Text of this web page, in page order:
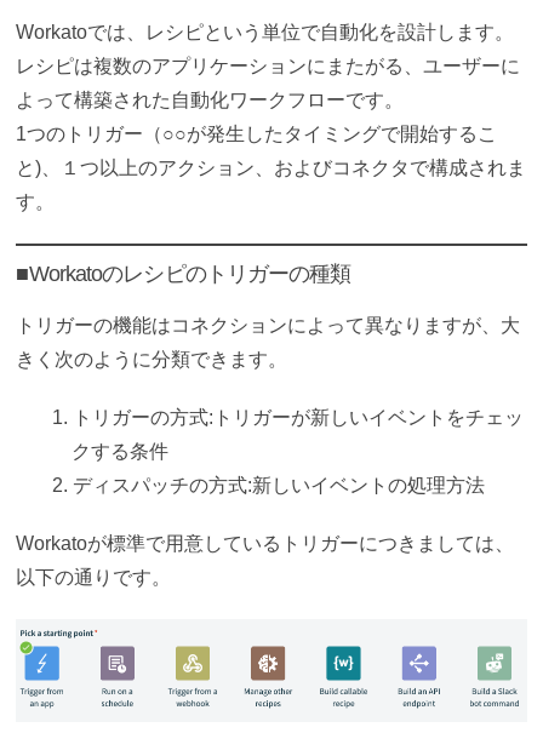
Workatoでは、レシピという単位で自動化を設計します。
レシピは複数のアプリケーションにまたがる、ユーザーに
よって構築された自動化ワークフローです。
1つのトリガー（○○が発生したタイミングで開始するこ
と)、１つ以上のアクション、およびコネクタで構成されま
す。
■Workatoのレシピのトリガーの種類
トリガーの機能はコネクションによって異なりますが、大
きく次のように分類できます。
トリガーの方式:トリガーが新しいイベントをチェッ
クする条件
ディスパッチの方式:新しいイベントの処理方法
Workatoが標準で用意しているトリガーにつきましては、
以下の通りです。